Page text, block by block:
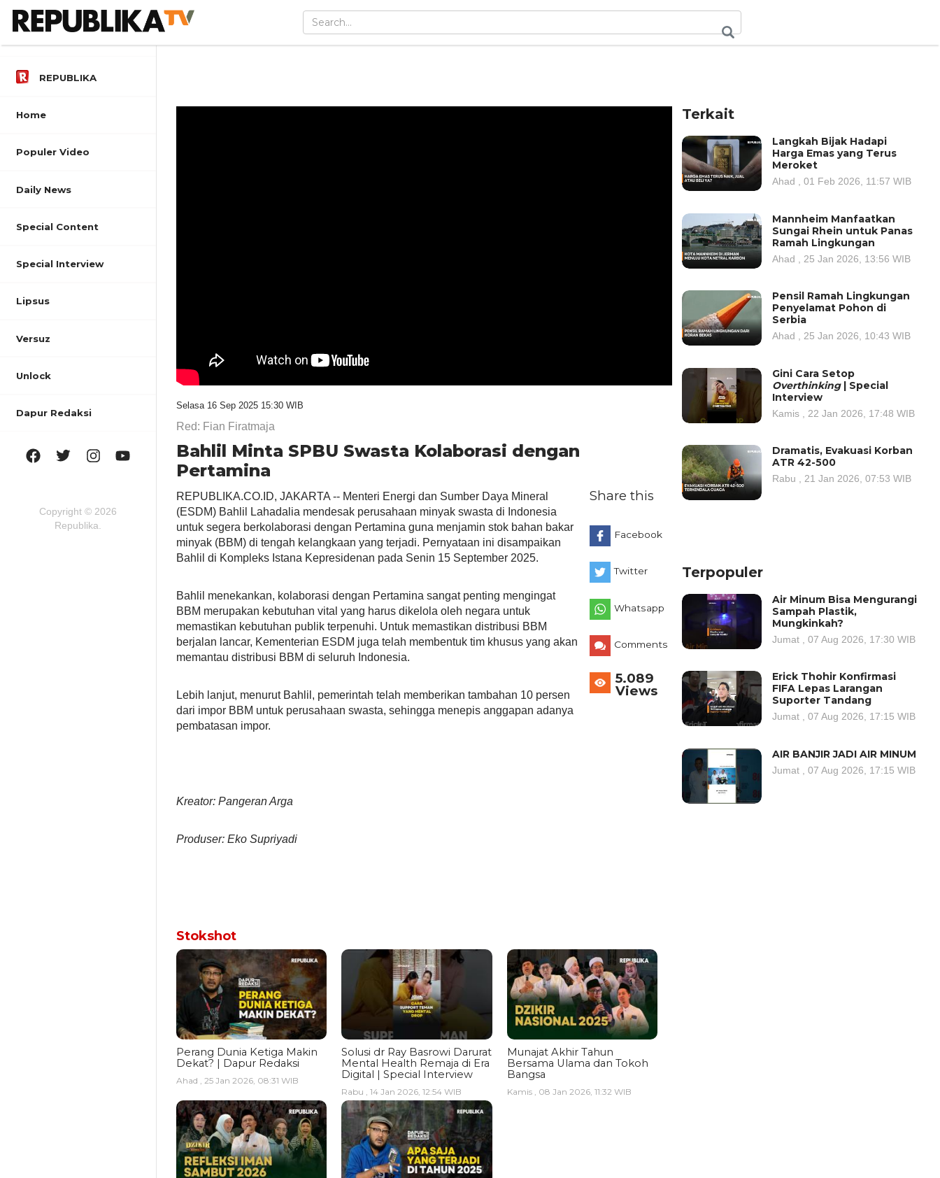
REPUBLIKA
Home
Populer Video
Daily News
Special Content
Special Interview
Lipsus
Versuz
Unlock
Dapur Redaksi
Copyright © 2026
Republika.
Selasa 16 Sep 2025 15:30 WIB
Red: Fian Firatmaja
Bahlil Minta SPBU Swasta Kolaborasi dengan
Pertamina
REPUBLIKA.CO.ID, JAKARTA -- Menteri Energi dan Sumber Daya Mineral
(ESDM) Bahlil Lahadalia mendesak perusahaan minyak swasta di Indonesia
untuk segera berkolaborasi dengan Pertamina guna menjamin stok bahan bakar
minyak (BBM) di tengah kelangkaan yang terjadi. Pernyataan ini disampaikan
Bahlil di Kompleks Istana Kepresidenan pada Senin 15 September 2025.
Bahlil menekankan, kolaborasi dengan Pertamina sangat penting mengingat
BBM merupakan kebutuhan vital yang harus dikelola oleh negara untuk
memastikan kebutuhan publik terpenuhi. Untuk memastikan distribusi BBM
berjalan lancar, Kementerian ESDM juga telah membentuk tim khusus yang akan
memantau distribusi BBM di seluruh Indonesia.
Lebih lanjut, menurut Bahlil, pemerintah telah memberikan tambahan 10 persen
dari impor BBM untuk perusahaan swasta, sehingga menepis anggapan adanya
pembatasan impor.
Kreator: Pangeran Arga
Produser: Eko Supriyadi
Share this
Facebook
Twitter
Whatsapp
Comments
5.089
Views
Stokshot
Perang Dunia Ketiga Makin
Dekat? | Dapur Redaksi
Ahad , 25 Jan 2026, 08:31 WIB
Solusi dr Ray Basrowi Darurat
Mental Health Remaja di Era
Digital | Special Interview
Rabu , 14 Jan 2026, 12:54 WIB
Munajat Akhir Tahun
Bersama Ulama dan Tokoh
Bangsa
Kamis , 08 Jan 2026, 11:32 WIB
Terkait
Langkah Bijak Hadapi
Harga Emas yang Terus
Meroket
Ahad , 01 Feb 2026, 11:57 WIB
Mannheim Manfaatkan
Sungai Rhein untuk Panas
Ramah Lingkungan
Ahad , 25 Jan 2026, 13:56 WIB
Pensil Ramah Lingkungan
Penyelamat Pohon di
Serbia
Ahad , 25 Jan 2026, 10:43 WIB
Gini Cara Setop
Overthinking| Special
Interview
Kamis , 22 Jan 2026, 17:48 WIB
Dramatis, Evakuasi Korban
ATR 42-500
Rabu , 21 Jan 2026, 07:53 WIB
Terpopuler
Air Minum Bisa Mengurangi
Sampah Plastik,
Mungkinkah?
Jumat , 07 Aug 2026, 17:30 WIB
Erick Thohir Konfirmasi
FIFA Lepas Larangan
Suporter Tandang
Jumat , 07 Aug 2026, 17:15 WIB
AIR BANJIR JADI AIR MINUM
Jumat , 07 Aug 2026, 17:15 WIB